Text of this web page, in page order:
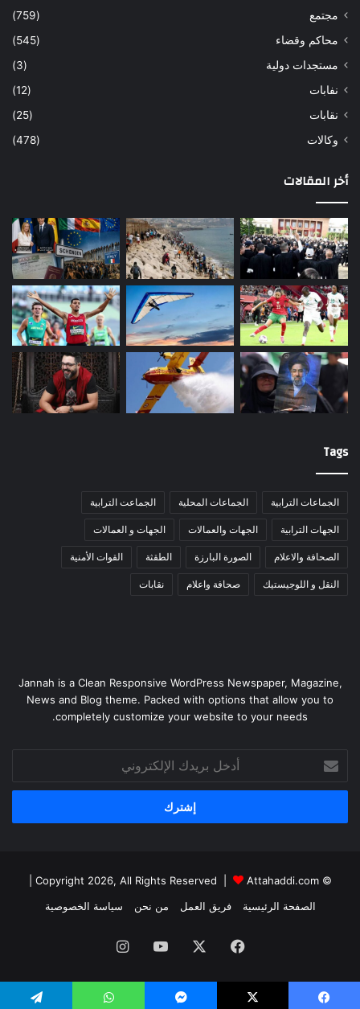
مجتمع
(759)
محاكم وقضاء
(545)
مستجدات دولية
(3)
نفابات
(12)
نقابات
(25)
وكالات
(478)
أخر المقالات
Tags
الجماعات الترابية الجماعات المحلية الجماعت الترابية
الجهات الترابية الجهات والعمالات الجهات و العمالات
الصحافة والاعلام الصورة البارزة الطقثة القوات الأمنية
النقل و اللوجيستيك صحافة واعلام نقابات
Jannah is a Clean Responsive WordPress Newspaper, Magazine,
News and Blog theme. Packed with options that allow you to
completely customize your website to your needs.
بريدك
الإلكتروني
© Copyright 2026, All Rights Reserved |
Attahaddi.com
الصفحة الرئيسية
فريق العمل من نحن سياسة الخصوصية
فيسبوك يوتيوبانستقرام